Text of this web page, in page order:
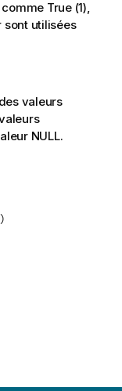
True(1),
sont utilisées
valeurs
NULL.